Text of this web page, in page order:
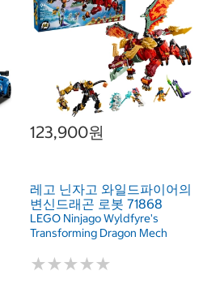
123,900원
레고 닌자고 와일드파이어의
변신드래곤 로봇 71868
LEGO Ninjago Wyldfyre's
Transforming Dragon Mech
★★★★★
★★★★★